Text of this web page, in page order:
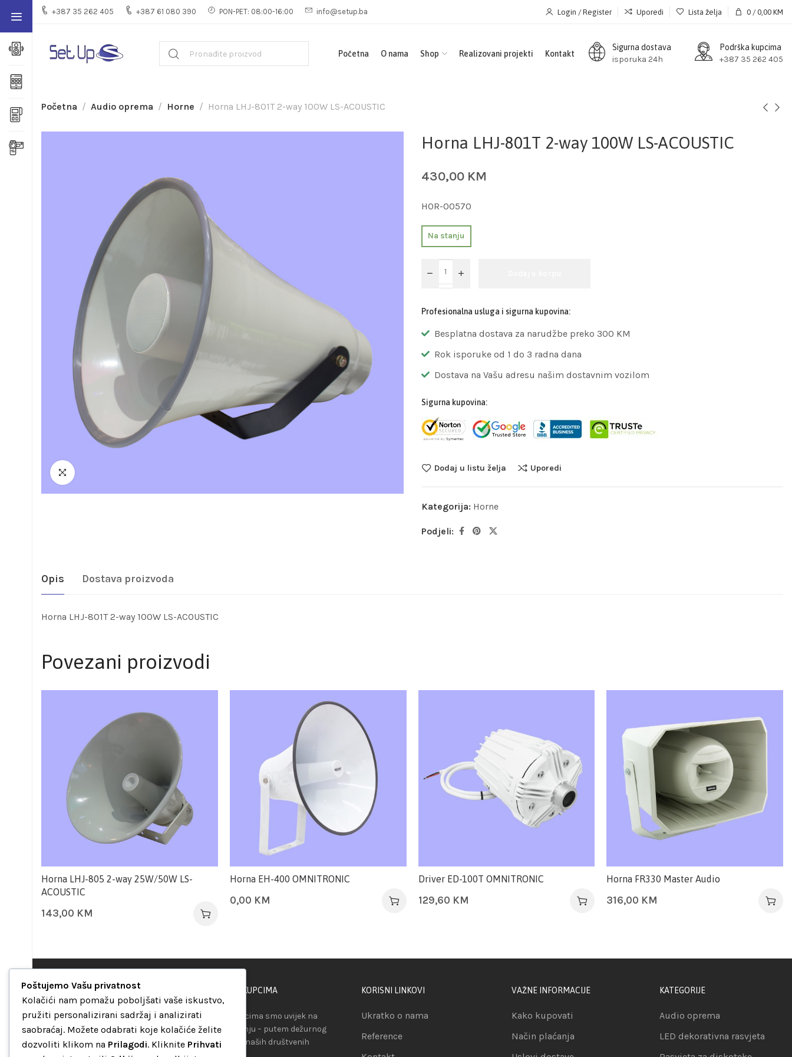
+387 35 262 405 +387 61 080 390 PON-PET: 08:00-16:00 info@setup.ba Login / Register Uporedi Lista želja 0 / 0,00 KM
Početna O nama Shop Realizovani projekti Kontakt
Sigurna dostava
isporuka 24h
Podrška kupcima
+387 35 262 405
Početna Audio oprema Horne Horna LHJ-801T 2-way 100W LS-ACOUSTIC
Horna LHJ-801T 2-way 100W LS-ACOUSTIC
430,00 KM
HOR-00570
Na stanju
Profesionalna usluga i sigurna kupovina:
Besplatna dostava za narudžbe preko 300 KM
Rok isporuke od 1 do 3 radna dana
Dostava na Vašu adresu našim dostavnim vozilom
Sigurna kupovina:
Dodaj u listu želja Uporedi
Kategorija: Horne
Podjeli:
Opis Dostava proizvoda
Horna LHJ-801T 2-way 100W LS-ACOUSTIC
Povezani proizvodi
Horna LHJ-805 2-way 25W/50W LS-
ACOUSTIC
143,00 KM
Horna EH-400 OMNITRONIC
0,00 KM
Driver ED-100T OMNITRONIC
129,60 KM
Horna FR330 Master Audio
316,00 KM
“Set Up S” d.o.o.
Maršala Tita b.b.
Avaz Robot centar
75000 Tuzla
Bosna i Hercegovina
PODRŠKA KUPCIMA
Našim kupcima smo uvijek na
raspolaganju – putem dežurnog
telefona ili naših društvenih
KORISNI LINKOVI
Ukratko o nama
Reference
VAŽNE INFORMACIJE
Kako kupovati
Način plaćanja
KATEGORIJE
Audio oprema
LED dekorativna rasvjeta
Poštujemo Vašu privatnost
Kolačići nam pomažu poboljšati vaše iskustvo,
pružiti personalizirani sadržaj i analizirati
saobraćaj. Možete odabrati koje kolačiće želite
dozvoliti klikom na Prilagodi. Kliknite Prihvati